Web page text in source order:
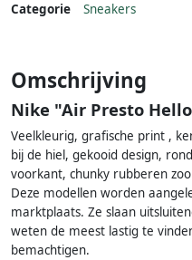
Categorie Sneakers
Omschrijving
Nike "Air Presto
Veelkleurig, grafische print ,
bij de hiel, gekooid design,
voorkant, chunky rubberen
Deze modellen worden
marktplaats. Ze slaan
weten de meest lastig te
bemachtigen.